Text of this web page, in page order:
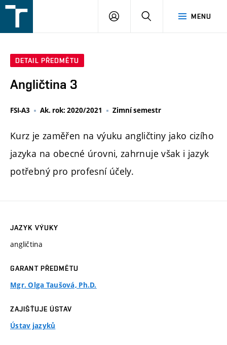
v
MENU
PŘIHLÁŠENÍ
DETAIL PŘEDMĚTU
Angličtina 3
FSI-A3 Ak. rok: 2020/2021 Zimní semestr
Kurz je zaměřen na výuku angličtiny jako cizího
jazyka na obecné úrovni, zahrnuje však i jazyk
potřebný pro profesní účely.
JAZYK VÝUKY
angličtina
GARANT PŘEDMĚTU
Mgr. Olga Taušová, Ph.D.
ZAJIŠŤUJE ÚSTAV
Ústav jazyků